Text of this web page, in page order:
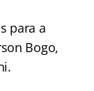
para a
Bogo,